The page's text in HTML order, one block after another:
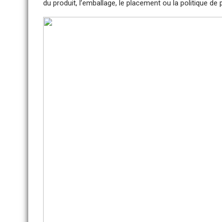
du produit, l’emballage, le placement ou la politique de